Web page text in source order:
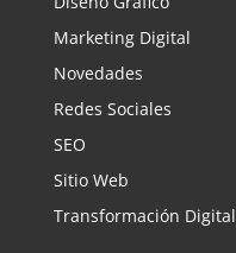
Marketing Digital
Novedades
Redes Sociales
SEO
Sitio Web
Transformación Digital